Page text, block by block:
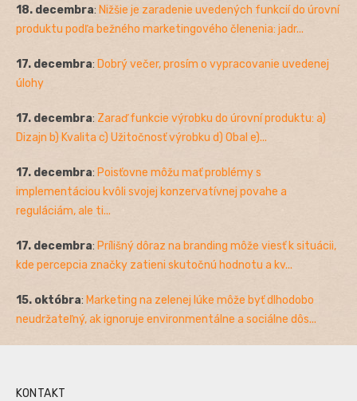
18. decembra: Nižšie je zaradenie uvedených funkcií do úrovní
produktu podľa bežného marketingového členenia: jadr...
17. decembra: Dobrý večer, prosím o vypracovanie uvedenej
úlohy
17. decembra: Zaraď funkcie výrobku do úrovní produktu: a)
Dizajn b) Kvalita c) Užitočnosť výrobku d) Obal e)...
17. decembra: Poisťovne môžu mať problémy s
implementáciou kvôli svojej konzervatívnej povahe a
reguláciám, ale ti...
17. decembra: Prílišný dôraz na branding môže viesť k situácii,
kde percepcia značky zatieni skutočnú hodnotu a kv...
15. októbra: Marketing na zelenej lúke môže byť dlhodobo
neudržateľný, ak ignoruje environmentálne a sociálne dôs...
KONTAKT